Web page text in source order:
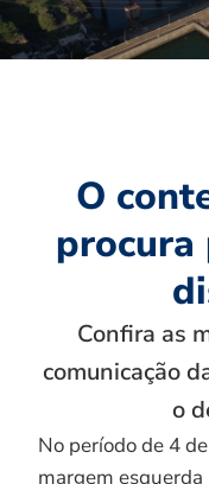
O
procura
Confira as
comunicação
o
No período de 4
margem